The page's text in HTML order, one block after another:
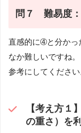
問７ 難易
直感的に➃と分かっ
なか難しいですね
参考にしてください
【考え方１
の重さ）を